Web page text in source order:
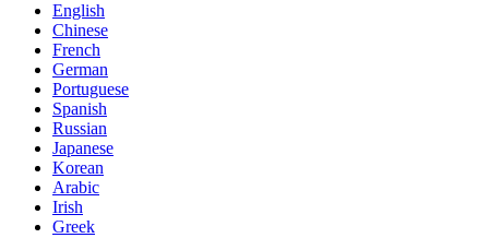
English
Chinese
French
German
Portuguese
Spanish
Russian
Japanese
Korean
Arabic
Irish
Greek